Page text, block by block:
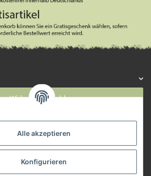
Alle akzeptieren
Konfigurieren
Widerruf anmelden